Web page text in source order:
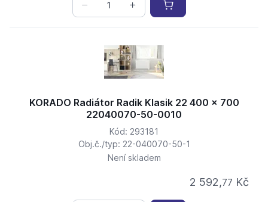
KORADO Radiátor Radik Klasik 22 400 x 700
22040070-50-0010
Kód: 293181
Obj.č./typ: 22-040070-50-1
Není skladem
2 592,77 Kč